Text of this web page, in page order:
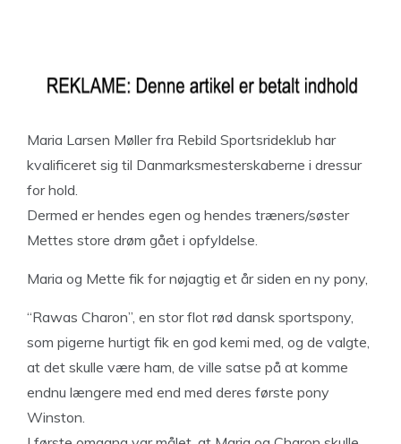
Maria Larsen Møller fra Rebild Sportsrideklub har
kvalificeret sig til Danmarksmesterskaberne i dressur
for hold.
Dermed er hendes egen og hendes træners/søster
Mettes store drøm gået i opfyldelse.
Maria og Mette fik for nøjagtig et år siden en ny pony,
“Rawas Charon”, en stor flot rød dansk sportspony,
som pigerne hurtigt fik en god kemi med, og de valgte,
at det skulle være ham, de ville satse på at komme
endnu længere med end med deres første pony
Winston.